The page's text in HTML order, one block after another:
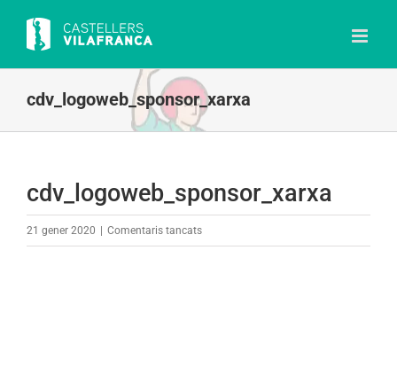
content
cdv_logoweb_sponsor_xarxa
cdv_logoweb_sponsor_xarxa
21 gener 2020 Comentaris tancatsa